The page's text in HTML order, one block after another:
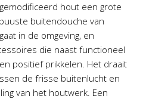
hout een grote
buitendouche van
in de omgeving, en
die naast functioneel
positief prikkelen. Het draait
de frisse buitenlucht en
van het houtwerk. Een